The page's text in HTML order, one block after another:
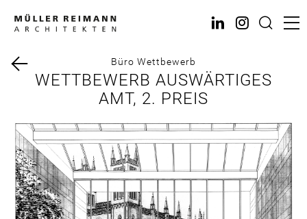
zum
Büro Wettbewerb
WETTBEWERB AUSWÄRTIGES
AMT, 2. PREIS